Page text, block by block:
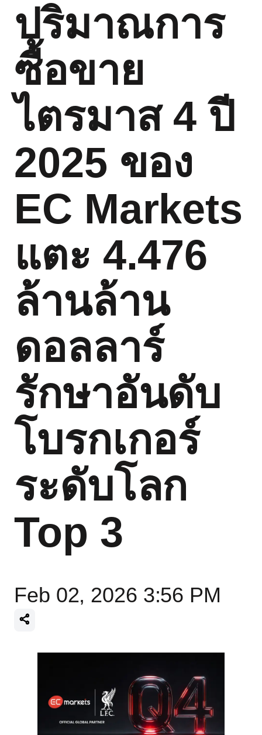
ปริมาณการ
ซื้อขาย
ไตรมาส 4 ปี
2025 ของ
EC Markets
แตะ 4.476
ล้านล้าน
ดอลลาร์
รักษาอันดับ
โบรกเกอร์
ระดับโลก
Top 3
Feb 02, 2026 3:56 PM